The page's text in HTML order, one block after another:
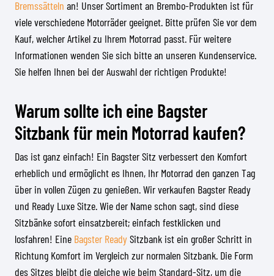
Bremssätteln an! Unser Sortiment an Brembo-Produkten ist für
viele verschiedene Motorräder geeignet. Bitte prüfen Sie vor dem
Kauf, welcher Artikel zu Ihrem Motorrad passt. Für weitere
Informationen wenden Sie sich bitte an unseren Kundenservice.
Sie helfen Ihnen bei der Auswahl der richtigen Produkte!
Warum sollte ich eine Bagster
Sitzbank für mein Motorrad kaufen?
Das ist ganz einfach! Ein Bagster Sitz verbessert den Komfort
erheblich und ermöglicht es Ihnen, Ihr Motorrad den ganzen Tag
über in vollen Zügen zu genießen. Wir verkaufen Bagster Ready
und Ready Luxe Sitze. Wie der Name schon sagt, sind diese
Sitzbänke sofort einsatzbereit; einfach festklicken und
losfahren! Eine Bagster ReadySitzbank ist ein großer Schritt in
Richtung Komfort im Vergleich zur normalen Sitzbank. Die Form
des Sitzes bleibt die gleiche wie beim Standard-Sitz, um die